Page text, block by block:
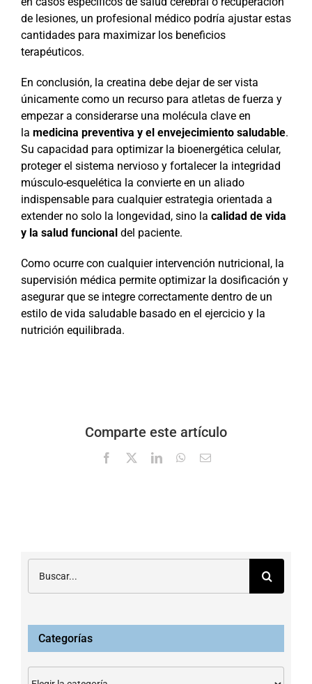
de lesiones, un profesional médico podría ajustar estas
cantidades para maximizar los beneficios
terapéuticos.
En conclusión, la creatina debe dejar de ser vista
únicamente como un recurso para atletas de fuerza y
empezar a considerarse una molécula clave en
la medicina preventiva y el envejecimiento saludable.
Su capacidad para optimizar la bioenergética celular,
proteger el sistema nervioso y fortalecer la integridad
músculo-esquelética la convierte en un aliado
indispensable para cualquier estrategia orientada a
extender no solo la longevidad, sino la calidad de vida
y la salud funcionaldel paciente.
Como ocurre con cualquier intervención nutricional, la
supervisión médica permite optimizar la dosificación y
asegurar que se integre correctamente dentro de un
estilo de vida saludable basado en el ejercicio y la
nutrición equilibrada.
Comparte este artículo
Facebook LinkedInWhatsApp
Correo
Categorías